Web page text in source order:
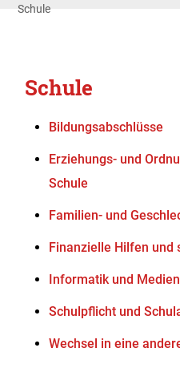
Schule
Schule
Bildungsabschlüsse
Erziehungs- und
Schule
Familien- und
Finanzielle Hilfen und
Informatik und
Schulpflicht und
Wechsel in eine